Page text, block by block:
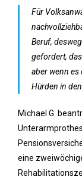
Für
Beruf,
gefordert,
aber wenn es
Hürden in den
Michael G.
eine